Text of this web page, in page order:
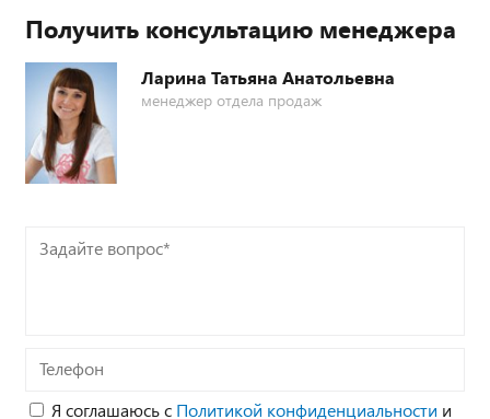
Получить консультацию менеджера
Ларина Татьяна Анатольевна
менеджер отдела продаж
Задайте
Телефон
Я соглашаюсь с Политикой конфиденциальности и